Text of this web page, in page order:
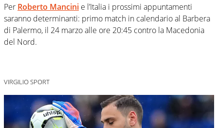
Per Roberto Mancini e l’Italia i prossimi appuntamenti
saranno determinanti: primo match in calendario al Barbera
di Palermo, il 24 marzo alle ore 20:45 contro la Macedonia
del Nord.
VIRGILIO SPORT